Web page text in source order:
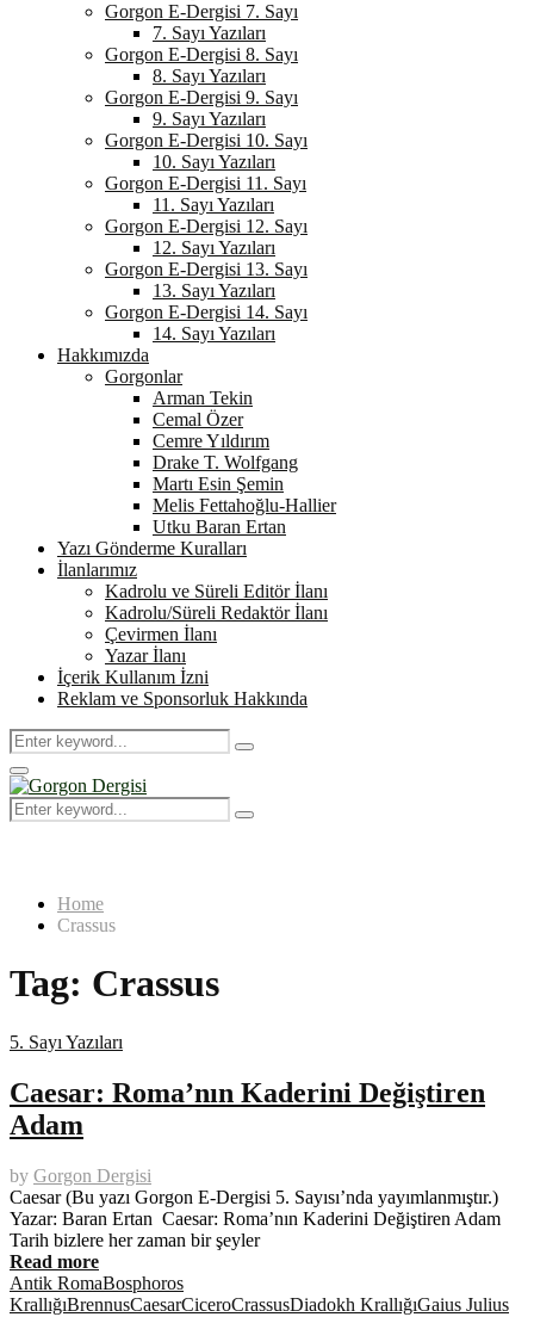
Gorgon E-Dergisi 7. Sayı
7. Sayı Yazıları
Gorgon E-Dergisi 8. Sayı
8. Sayı Yazıları
Gorgon E-Dergisi 9. Sayı
9. Sayı Yazıları
Gorgon E-Dergisi 10. Sayı
10. Sayı Yazıları
Gorgon E-Dergisi 11. Sayı
11. Sayı Yazıları
Gorgon E-Dergisi 12. Sayı
12. Sayı Yazıları
Gorgon E-Dergisi 13. Sayı
13. Sayı Yazıları
Gorgon E-Dergisi 14. Sayı
14. Sayı Yazıları
Hakkımızda
Gorgonlar
Arman Tekin
Cemal Özer
Cemre Yıldırım
Drake T. Wolfgang
Martı Esin Şemin
Melis Fettahoğlu-Hallier
Utku Baran Ertan
Yazı Gönderme Kuralları
İlanlarımız
Kadrolu ve Süreli Editör İlanı
Kadrolu/Süreli Redaktör İlanı
Çevirmen İlanı
Yazar İlanı
İçerik Kullanım İzni
Reklam ve Sponsorluk Hakkında
Search
for:
Search
Primary
Menu
Search
for:
Search
Home
Crassus
Tag: Crassus
5. Sayı Yazıları
Caesar: Roma’nın Kaderini Değiştiren
Adam
by Gorgon Dergisi
Caesar (Bu yazı Gorgon E-Dergisi 5. Sayısı’nda yayımlanmıştır.)
Yazar: Baran Ertan Caesar: Roma’nın Kaderini Değiştiren Adam
Tarih bizlere her zaman bir şeyler
Read more
Antik RomaBosphoros
KrallığıBrennusCaesarCiceroCrassusDiadokh KrallığıGaius Julius